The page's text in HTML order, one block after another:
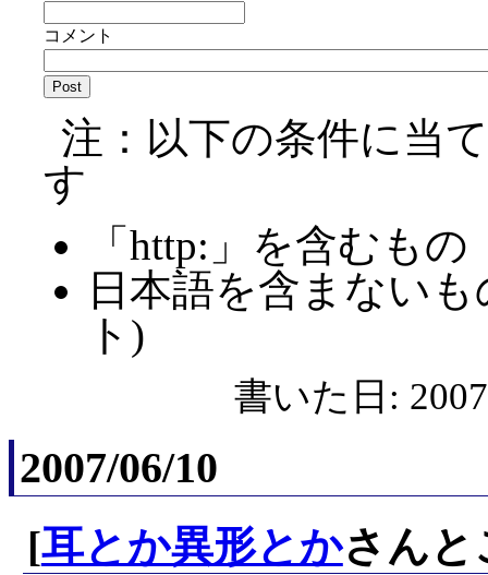
コメント
注：以下の条件に当
す
「http:」を含むもの
日本語を含まない
ト)
書いた日:
2007/06/10
[耳とか異形とかさんと